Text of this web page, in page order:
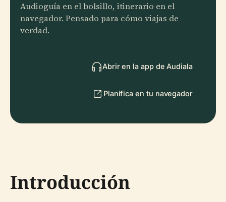
Audioguía en el bolsillo, itinerario en el
navegador. Pensado para cómo viajas de
verdad.
Abrir en la app de Audiala
Planifica en tu navegador
Introducción